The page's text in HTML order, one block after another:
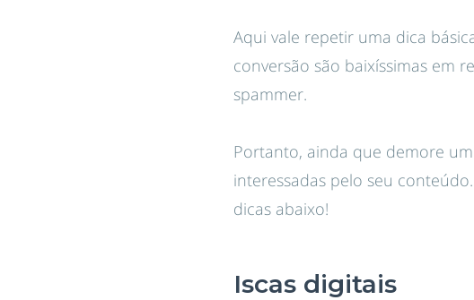
Aqui vale repetir uma dica
conversão são baixíssimas em
spammer.
Portanto, ainda que demore
interessadas pelo seu
dicas abaixo!
Iscas digitais